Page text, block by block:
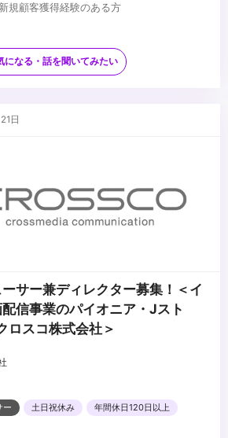
規顧客獲得経験のある方
に関する知見
興味関心
推進できる方
解を持ちながら、コミュニケーションを大
になる・話を聞いてみたい
日
サー兼ディレクター募集！＜イ
信事業のパイオニア・Jスト
ロスコ株式会社＞
ー 土日祝休み
年間休日120日以上